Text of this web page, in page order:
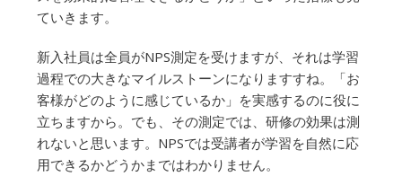
ていきます。
新入社員は全員がNPS測定を受けますが、それは学習
過程での大きなマイルストーンになりますすね。「お
客様がどのように感じているか」を実感するのに役に
立ちますから。でも、その測定では、研修の効果は測
れないと思います。NPSでは受講者が学習を自然に応
用できるかどうかまではわかりません。